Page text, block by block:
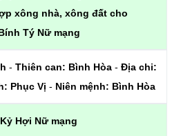
xông nhà, xông đất cho
Tý Nữ mạng
- Thiên can: Bình Hòa - Địa chi:
Phục Vị - Niên mệnh: Bình Hòa
Hợi Nữ mạng